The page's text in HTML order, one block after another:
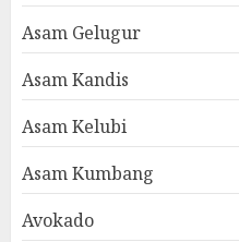
Asam Gelugur
Asam Kandis
Asam Kelubi
Asam Kumbang
Avokado